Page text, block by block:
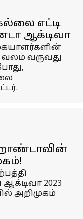
எட்டி
ஆக்டிவா
வலம் வருவது
2023
அறிமுகம்